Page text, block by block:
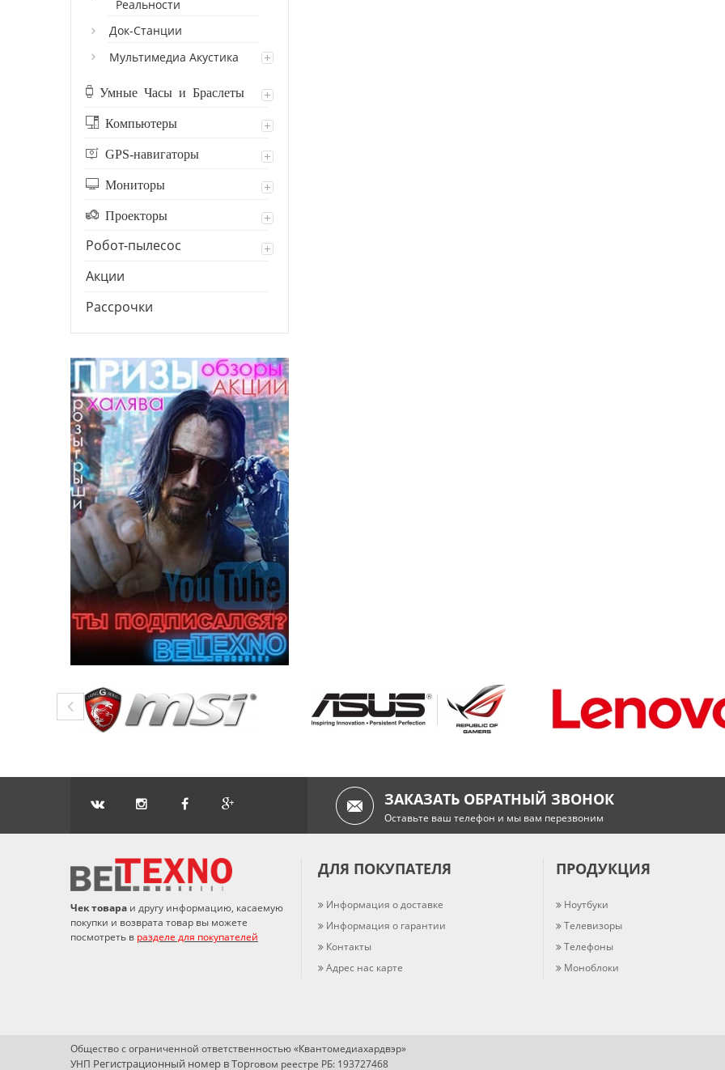
Реальности
Док-Станции
Мультимедиа Акустика
Умные Часы и Браслеты
Компьютеры
GPS-навигаторы
Мониторы
Проекторы
Робот-пылесос
Акции
Рассрочки
ЗАКАЗАТЬ ОБРАТНЫЙ ЗВОНОК
Оставьте ваш телефон и мы вам перезвоним
Чек товара и другу информацию, касаемую
покупки и возврата товар вы можете
посмотреть в разделе для покупателей
ДЛЯ ПОКУПАТЕЛЯ
Информация о доставке
Информация о гарантии
Контакты
Адрес нас карте
ПРОДУКЦИЯ
Ноутбуки
Телевизоры
Телефоны
Моноблоки
Общество с ограниченной ответственностью «Квантомедиахардвэр»
УНП Регистрационный номер в Торговом реестре РБ: 193727468